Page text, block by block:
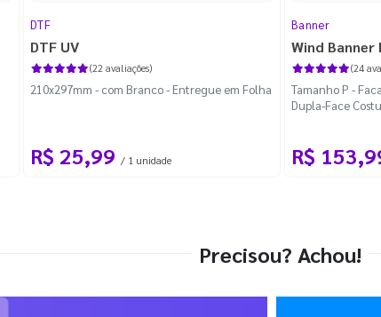
DTF
DTF UV
(22 avaliações)
210x297mm - com Branco - Entregue em Folha
R$ 25,99 / 1 unidade
Banner
Wind
(24
Tamanho P -
Dupla-Face
R$
Precisou? Achou!